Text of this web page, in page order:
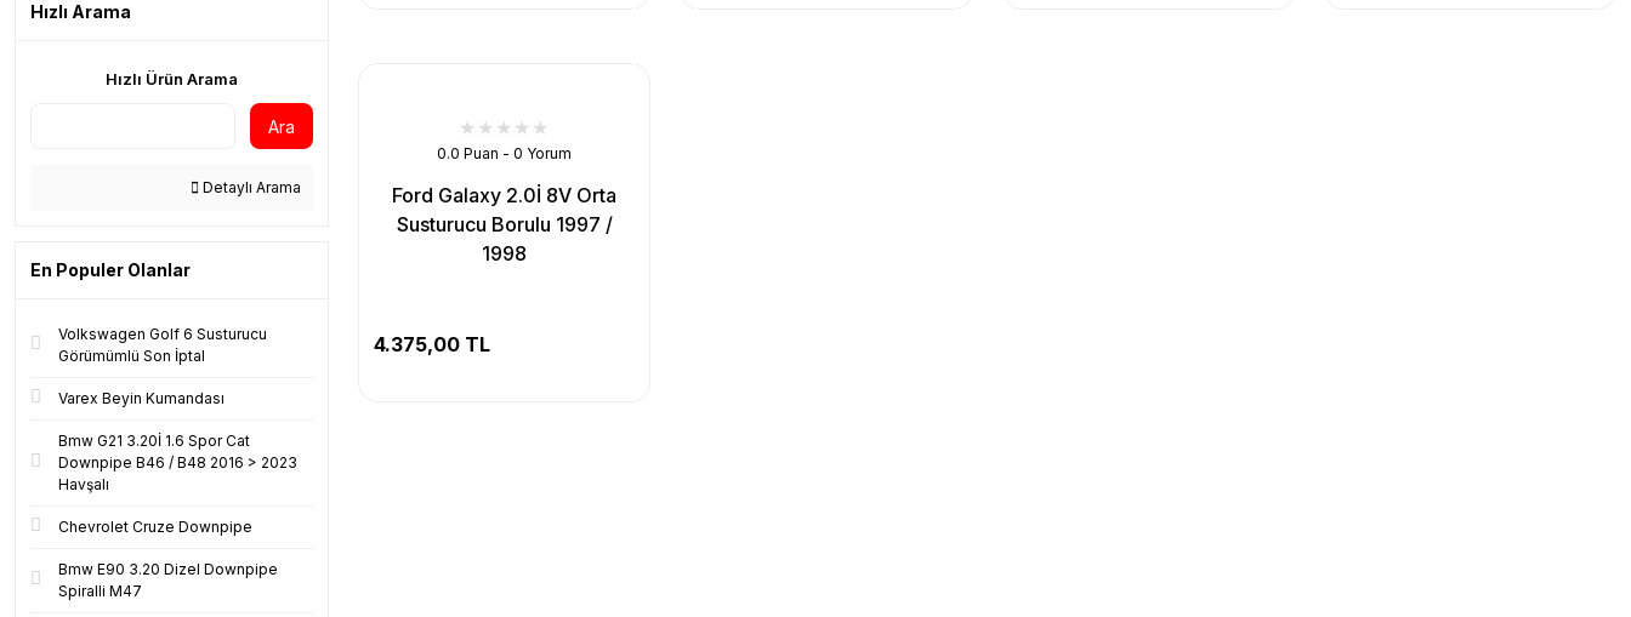
Hızlı Arama
Hızlı Ürün Arama
Ara
Detaylı Arama
En Populer Olanlar
Volkswagen Golf 6 Susturucu
Görümümlü Son İptal
Varex Beyin Kumandası
Bmw G21 3.20İ 1.6 Spor Cat
Downpipe B46 / B48 2016 > 2023
Havşalı
Chevrolet Cruze Downpipe
Bmw E90 3.20 Dizel Downpipe
Spiralli M47
0.0 Puan - 0 Yorum
Ford Galaxy 2.0İ 8V Orta
Susturucu Borulu 1997 /
1998
4.375,00 TL